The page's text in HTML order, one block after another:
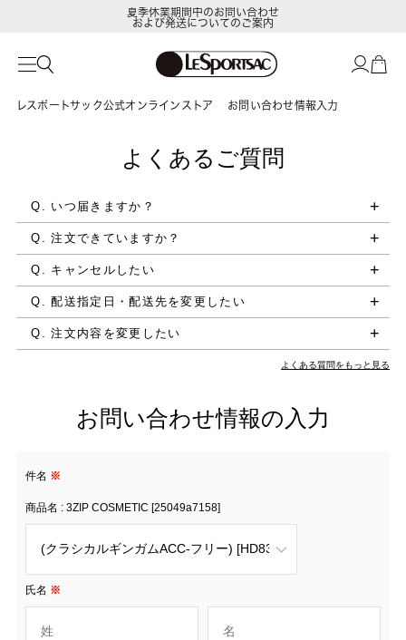
夏季休業期間中のお問い合わせ
および発送についてのご案内
レスポートサック公式オンラインストア お問い合わせ情報入力
よくあるご質問
Q. いつ届きますか？
Q. 注文できていますか？
Q. キャンセルしたい
Q. 配送指定日・配送先を変更したい
Q. 注文内容を変更したい
よくある質問をもっと見る
お問い合わせ情報の入力
件名 ※
商品名 : 3ZIP COSMETIC [25049a7158]
氏名 ※